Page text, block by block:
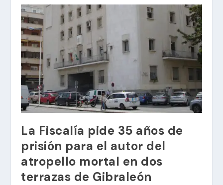
La Fiscalía pide 35 años de
prisión para el autor del
atropello mortal en dos
terrazas de Gibraleón